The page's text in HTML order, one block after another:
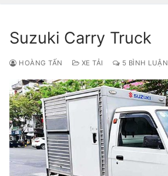
Suzuki Carry Truck
HOÀNG TẤN XE TẢI 5 BÌNH LUẬN